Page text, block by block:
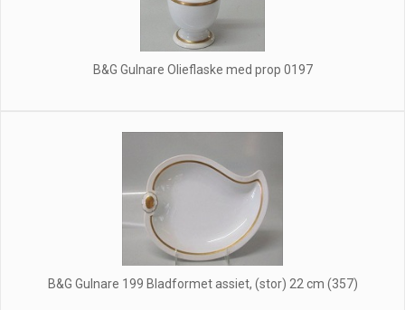
B&G Gulnare Olieflaske med prop 0197
B&G Gulnare 199 Bladformet assiet, (stor) 22 cm (357)